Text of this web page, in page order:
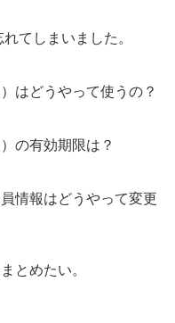
てしまいました。
はどうやって使うの？
の有効期限は？
情報はどうやって変更
とめたい。